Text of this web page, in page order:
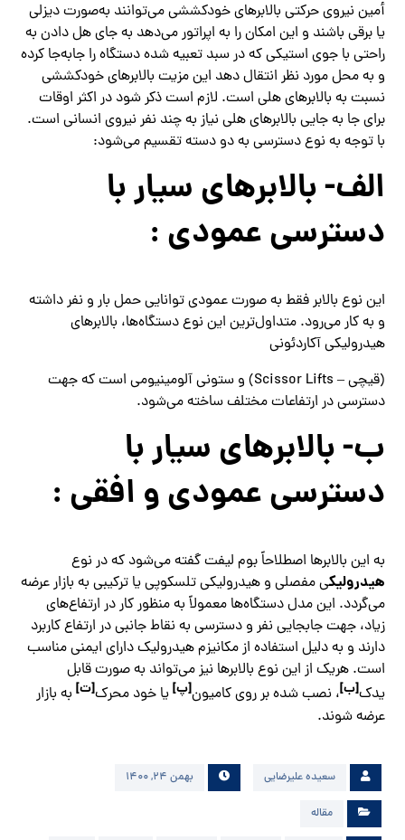
أمین نیروی حرکتی بالابرهای خودکششی می‌توانند به‌صورت دیزلی
یا برقی باشند و این امکان را به اپراتور می‌دهد به جای هل دادن به
راحتی با جوی استیکی که در سبد تعبیه شده دستگاه را جابه‌جا کرده
و به محل مورد نظر انتقال دهد این مزیت بالابرهای خودکششی
نسبت به بالابرهای هلی است. لازم است ذکر شود در اکثر اوقات
برای جا به جایی بالابرهای هلی نیاز به چند نفر نیروی انسانی است.
با توجه به نوع دسترسی به دو دسته تقسیم می‌شود:
الف- بالابرهای سیار با
دسترسی عمودی :
این نوع بالابر فقط به صورت عمودی توانایی حمل بار و نفر داشته
و به کار می‌رود. متداول‌ترین این نوع دستگاه‌ها، بالابرهای
هیدرولیکی آکاردئونی
(قیچی – Scissor Lifts) و ستونی آلومینیومی است که جهت
دسترسی در ارتفاعات مختلف ساخته می‌شود.
ب- بالابرهای سیار با
دسترسی عمودی و افقی :
به این بالابرها اصطلاحاً بوم لیفت گفته می‌شود که در نوع
هیدرولیکی مفصلی و هیدرولیکی تلسکوپی یا ترکیبی به بازار عرضه
می‌گردد. این مدل دستگاه‌ها معمولاً به منظور کار در ارتفاع‌های
زیاد، جهت جابجایی نفر و دسترسی به نقاط جانبی در ارتفاع کاربرد
دارند و به دلیل استفاده از مکانیزم هیدرولیک دارای ایمنی مناسب
است. هریک از این نوع بالابرها نیز می‌تواند به صورت قابل
یدک[ب]، نصب شده بر روی کامیون[پ]یا خود محرک[ت] به بازار
عرضه شوند.
سعیده علیرضایی بهمن ۲۴, ۱۴۰۰
مقاله